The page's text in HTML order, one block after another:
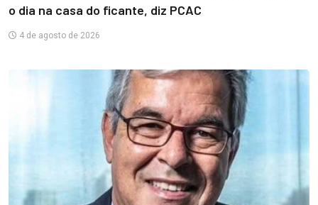
o dia na casa do ficante, diz PCAC
4 de agosto de 2026